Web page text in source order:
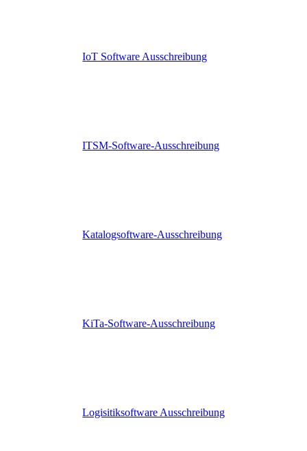
IoT Software Ausschreibung
ITSM-Software-Ausschreibung
Katalogsoftware-Ausschreibung
KiTa-Software-Ausschreibung
Logisitiksoftware Ausschreibung